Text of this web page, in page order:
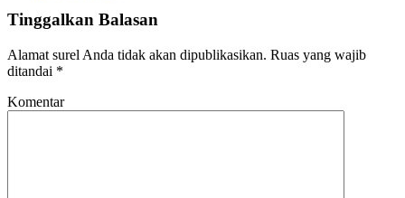
Tinggalkan Balasan
Alamat surel Anda tidak akan dipublikasikan. Ruas yang wajib
ditandai *
Komentar